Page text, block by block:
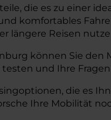
die es zu einer
komfortables
längere Reisen
können Sie
und Ihre
die es
Ihre Mobilität